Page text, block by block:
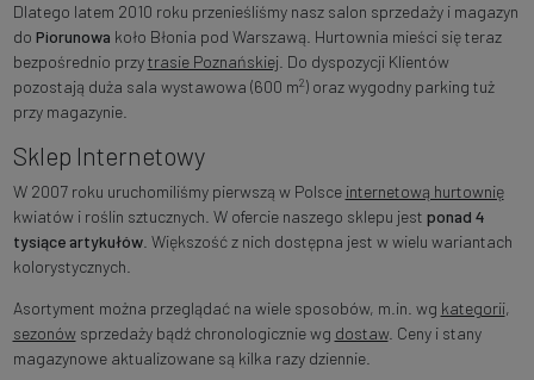
Dlatego latem 2010 roku przenieśliśmy nasz salon sprzedaży i magazyn
do Piorunowa koło Błonia pod Warszawą. Hurtownia mieści się teraz
bezpośrednio przytrasie Poznańskiej . Do dyspozycji Klientów
pozostają duża sala wystawowa (600 m2) oraz wygodny parking tuż
przy magazynie.
Sklep Internetowy
W 2007 roku uruchomiliśmy pierwszą w Polsce internetową hurtownię
kwiatów i roślin sztucznych. W ofercie naszego sklepu jest ponad 4
tysiące artykułów. Większość z nich dostępna jest w wielu wariantach
kolorystycznych.
Asortyment można przeglądać na wiele sposobów, m.in. wg kategorii,
sezonówsprzedaży bądź chronologicznie wg dostaw. Ceny i stany
magazynowe aktualizowane są kilka razy dziennie.